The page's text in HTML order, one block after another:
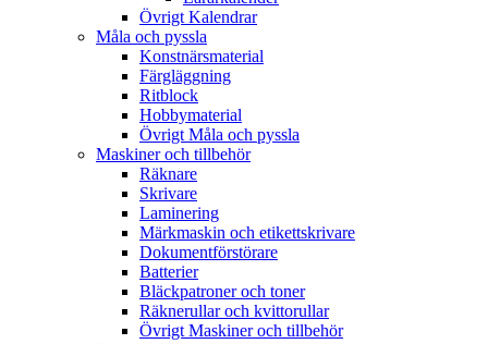
Övrigt Kalendrar
Måla och pyssla
Konstnärsmaterial
Färgläggning
Ritblock
Hobbymaterial
Övrigt Måla och pyssla
Maskiner och tillbehör
Räknare
Skrivare
Laminering
Märkmaskin och etikettskrivare
Dokumentförstörare
Batterier
Bläckpatroner och toner
Räknerullar och kvittorullar
Övrigt Maskiner och tillbehör